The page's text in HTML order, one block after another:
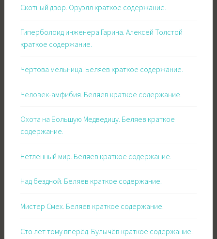
Скотный двор. Оруэлл краткое содержание.
Гиперболоид инженера Гарина. Алексей Толстой
краткое содержание.
Чёртова мельница. Беляев краткое содержание.
Человек-амфибия. Беляев краткое содержание.
Охота на Большую Медведицу. Беляев краткое
содержание.
Нетленный мир. Беляев краткое содержание.
Над бездной. Беляев краткое содержание.
Мистер Смех. Беляев краткое содержание.
Сто лет тому вперёд. Булычёв краткое содержание.